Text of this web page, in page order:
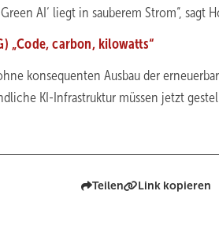
AI‘ liegt in sauberem Strom“, sagt
„Code, carbon, kilowatts“
konsequenten Ausbau der
KI-Infrastruktur müssen jetzt
Teilen Link kopieren